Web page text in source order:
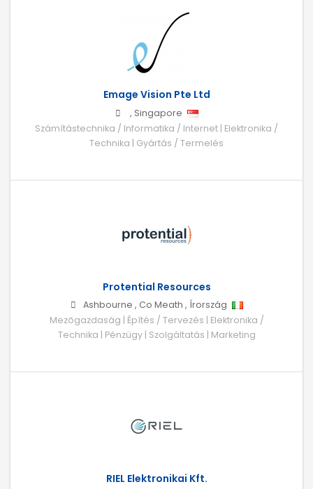
Emage Vision Pte Ltd
, Singapore
Számítástechnika / Informatika / Internet | Elektronika /
Technika | Gyártás / Termelés
Protential Resources
Ashbourne , Co Meath , Írország
Mezőgazdaság | Építés / Tervezés | Elektronika /
Technika | Pénzügy | Szolgáltatás | Marketing
RIEL Elektronikai Kft.